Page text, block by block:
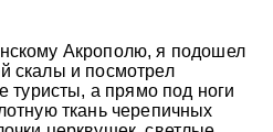
Акрополю, я подошел
скалы и посмотрел
туристы, а прямо под ноги
ткань черепичных